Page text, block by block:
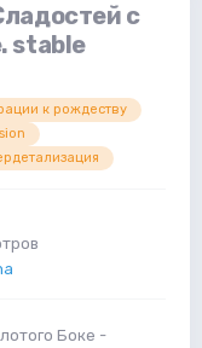
с
stable
к рождеству
Боке -